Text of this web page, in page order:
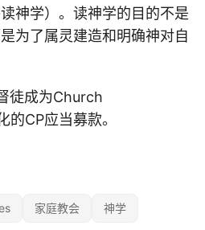
神学）。读神学的目的不是
为了属灵建造和明确神对自
徒成为Church
CP应当募款。
家庭教会 神学